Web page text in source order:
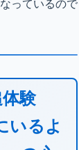
っているので
験
いるよ